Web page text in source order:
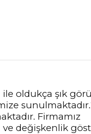
ile oldukça şık
Firmamız
değişkenlik